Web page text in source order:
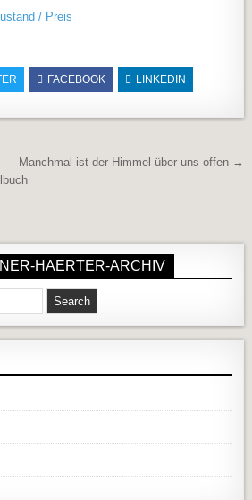
/ Preis
FACEBOOK LINKEDIN
Manchmal ist der Himmel über uns offen →
HAERTER-ARCHIV